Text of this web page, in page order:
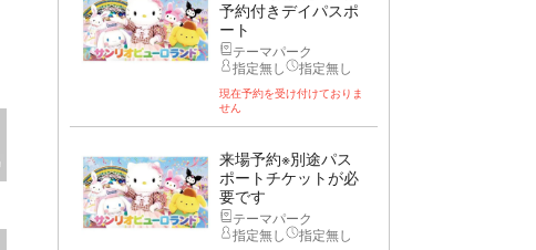
予約付きデイパスポ
ート
テーマパーク
指定無し
指定無し
現在予約を受け付けておりま
せん
来場予約※別途パス
ポートチケットが必
要です
テーマパーク
指定無し
指定無し